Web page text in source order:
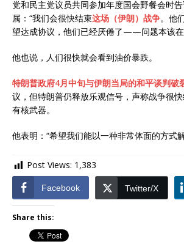
党和民主党议员共同参加年度国会野餐会时
属：“我们会很快结束这场（伊朗）战争。他
望达成协议，他们已经厌倦了——问题本该在
他也说，人们很快就会看到油价暴跌。
特朗普政府4月中旬与伊朗当局的和平谈判破
议，但特朗普仍释放乐观信号，声称战争很
有核武器。
他表明：“希望我们能以一种非常体面的方式
Post Views: 1,383
Facebook Twitter/X
Share this: